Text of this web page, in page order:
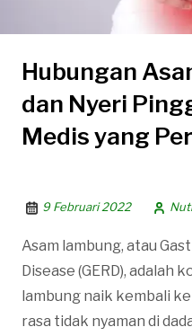
Hubungan
dan Nyeri
Medis yang
9 Februari 2022
Asam lambung, atau
Disease (GERD), adalah
lambung naik kembali
rasa tidak nyaman di